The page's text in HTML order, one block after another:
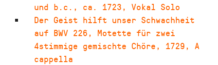
und b.c. , ca. 1723, Vokal Solo
Der Geist hilft unser Schwachheit
auf BWV 226, Motette für zwei
4stimmige gemischte Chöre, 1729, A
cappella